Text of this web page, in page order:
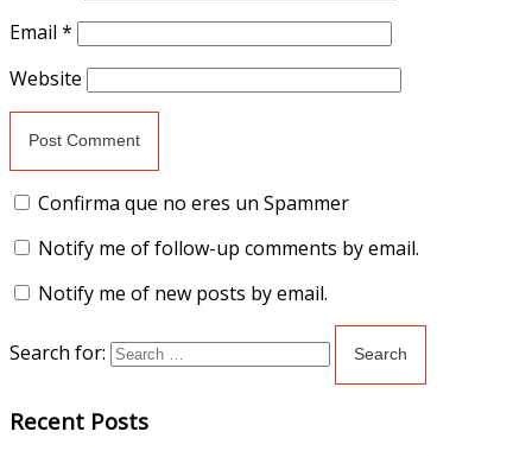
Email *
Website
Confirma que no eres un Spammer
Notify me of follow-up comments by email.
Notify me of new posts by email.
Search for:
Recent Posts